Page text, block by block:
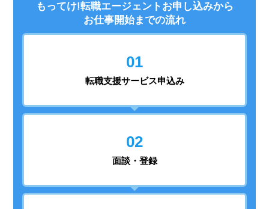
もってけ!転職エージェントお申し込みから
お仕事開始までの流れ
01
転職支援サービス申込み
02
面談・登録